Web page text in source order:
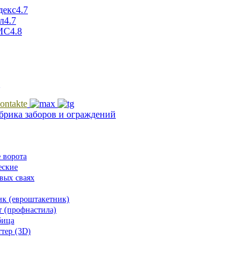
4.7
4.7
4.8
заборов и ограждений
сваях
(евроштакетник)
(профнастила)
(3D)